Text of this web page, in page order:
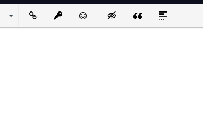
ListInsert LinkInsert protected link
EmoticonsInsert hidden text
Insert QuoteInsert spoiler